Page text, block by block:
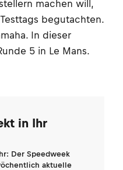
machen will,
begutachten.
In dieser
5 in Le Mans.
in Ihr
Der Speedweek
aktuelle